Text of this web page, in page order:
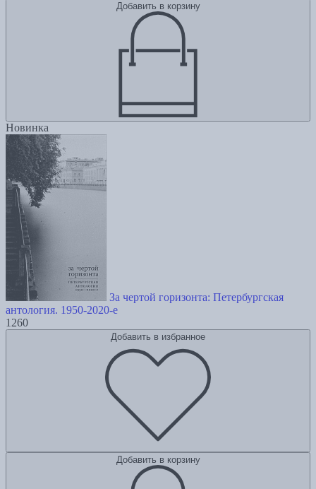
Добавить в корзину
Новинка
За чертой горизонта: Петербургская
антология. 1950-2020-е
1260
Добавить в избранное
Добавить в корзину